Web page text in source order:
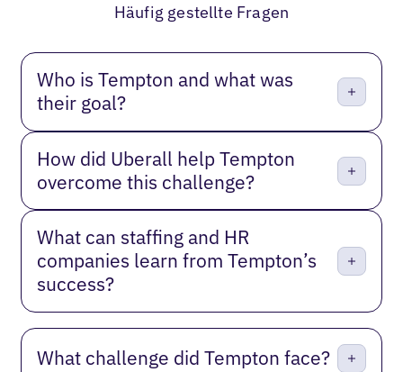
Häufig gestellte Fragen
Who is Tempton and what was
their goal?
How did Uberall help Tempton
overcome this challenge?
What can staffing and HR
companies learn from Tempton’s
success?
What challenge did Tempton face?